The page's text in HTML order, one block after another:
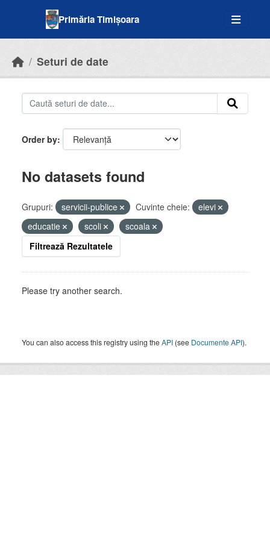
Primăria Timișoara
Seturi de date
Order by
No datasets found
Grupuri: servicii-publice Cuvinte cheie:
elevi
educatie
scoli
scoala
Filtrează Rezultatele
Please try another search.
You can also access this registry using theAPI (see Documente API).